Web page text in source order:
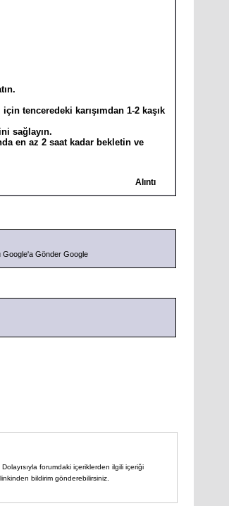
tenceredeki karışımdan 1-2 kaşık
sağlayın.
en az 2 saat kadar bekletin ve
Alıntı
Google
forumdaki içeriklerden ilgili içeriği
bildirim gönderebilirsiniz.